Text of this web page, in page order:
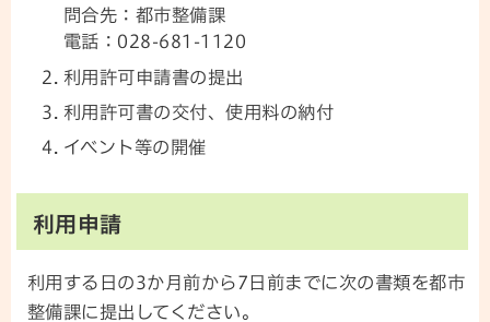
問合先：都市整備課
電話：028-681-1120
利用許可申請書の提出
利用許可書の交付、使用料の納付
イベント等の開催
利用申請
利用する日の3か月前から7日前までに次の書類を都市
整備課に提出してください。